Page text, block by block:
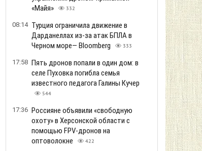
«Майя»
332
08:14 Турция ограничила движение в
Дарданеллах из-за атак БПЛА в
Черном море— Bloomberg
333
17:58 Пять дронов попали в один дом: в
селе Пуховка погибла семья
известного педагога Галины Кучер
544
17:36 Россияне объявили «свободную
охоту» в Херсонской области с
помощью FPV-дронов на
оптоволокне
422